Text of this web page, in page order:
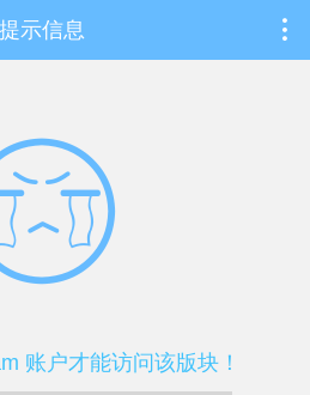
提示信息
账户才能访问该版块！